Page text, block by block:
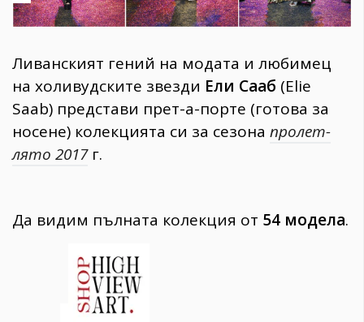
Gentlemen
Wellness
1817
ПОСЛЕДВАЙТЕ
Ливанският гений на модата и любимец
на холивудските звезди Ели Сааб (Elie
Saab) представи прет-а-порте (готова за
носене) колекцията си за сезона пролет-
лято 2017г.
Да видим пълната колекция от 54 модела.